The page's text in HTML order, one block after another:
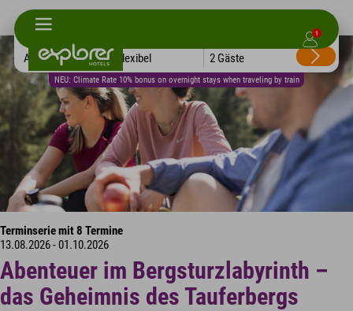
1
NEU: Climate Rate 10% bonus on overnight stays when traveling by train
Alle Hotels Flexibel 2 Gäste
Terminserie mit 8 Termine
13.08.2026 - 01.10.2026
Abenteuer im Bergsturzlabyrinth –
das Geheimnis des Tauferbergs